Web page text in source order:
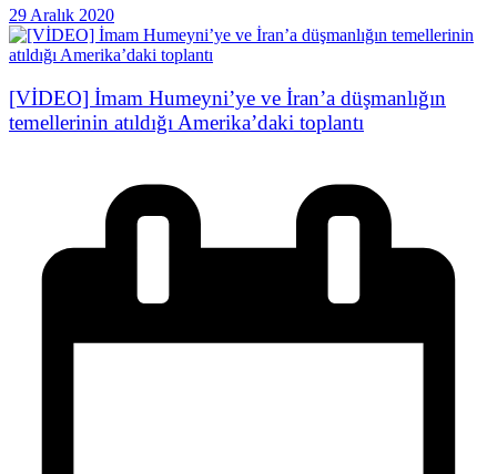
29 Aralık 2020
[VİDEO] İmam Humeyni’ye ve İran’a düşmanlığın
temellerinin atıldığı Amerika’daki toplantı